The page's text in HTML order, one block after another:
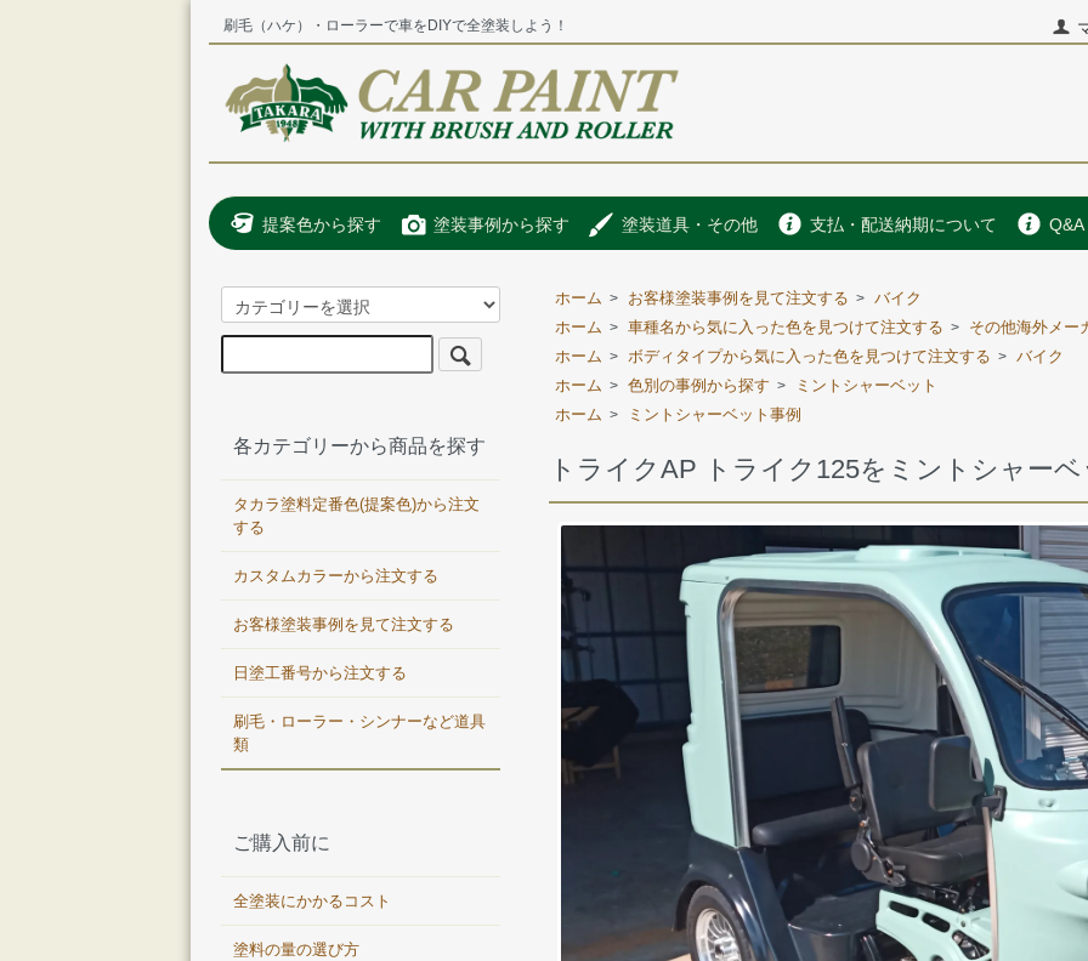
刷毛（ハケ）・ローラーで車をDIYで全塗装しよう！
提案色から探す 塗装事例から探す 塗装道具・その他 支払・配送納期について Q&A
ホーム > お客様塗装事例を見て注文する > バイク
ホーム > 車種名から気に入った色を見つけて注文する >
その他海外メー
ホーム > ボディタイプから気に入った色を見つけて注文する > バイク
ホーム > 色別の事例から探す >
ミントシャーベット
ホーム > ミントシャーベット事例
トライクAP トライク125をミントシャー
各カテゴリーから商品を探す
タカラ塗料定番色(提案色)から注文
する
カスタムカラーから注文する
お客様塗装事例を見て注文する
日塗工番号から注文する
刷毛・ローラー・シンナーなど道具
類
ご購入前に
全塗装にかかるコスト
塗料の量の選び方